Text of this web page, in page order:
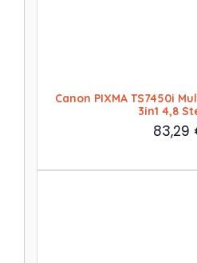
Canon PIXMA TS7450i
3in1 4,8
83,29